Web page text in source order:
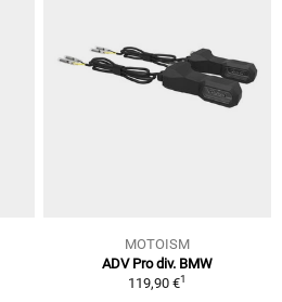
MOTOISM
ADV Pro div. BMW
119,90 €1